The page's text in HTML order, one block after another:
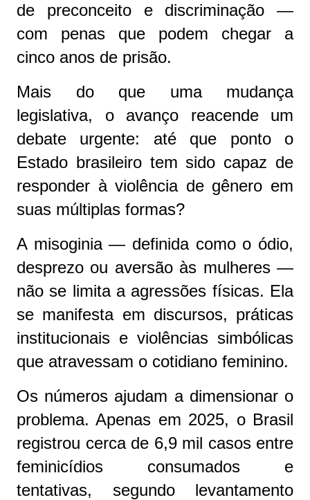
de preconceito e discriminação —
com penas que podem chegar a
cinco anos de prisão.
Mais do que uma mudança
legislativa, o avanço reacende um
debate urgente: até que ponto o
Estado brasileiro tem sido capaz de
responder à violência de gênero em
suas múltiplas formas?
A misoginia — definida como o ódio,
desprezo ou aversão às mulheres —
não se limita a agressões físicas. Ela
se manifesta em discursos, práticas
institucionais e violências simbólicas
que atravessam o cotidiano feminino.
Os números ajudam a dimensionar o
problema. Apenas em 2025, o Brasil
registrou cerca de 6,9 mil casos entre
feminicídios consumados e
tentativas, segundo levantamento